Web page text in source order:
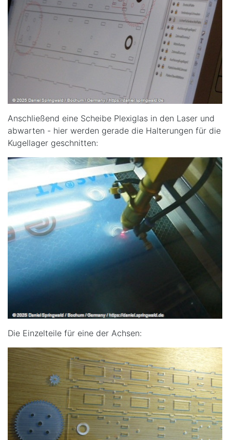
Anschließend eine Scheibe Plexiglas in den Laser und
abwarten - hier werden gerade die Halterungen für die
Kugellager geschnitten:
Die Einzelteile für eine der Achsen: